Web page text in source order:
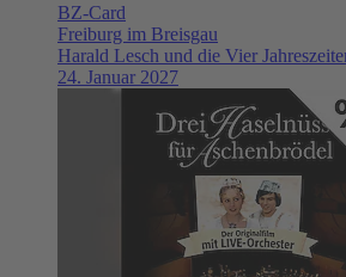
BZ-Card
Freiburg im Breisgau
Harald Lesch und die Vier
24. Januar 2027